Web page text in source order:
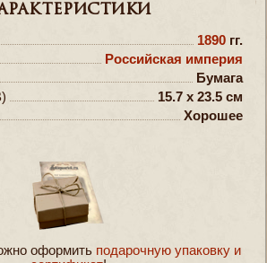
1890 гг.
Российская империя
Бумага
15.7 x 23.5 см
Хорошее
оформить подарочную упаковку и